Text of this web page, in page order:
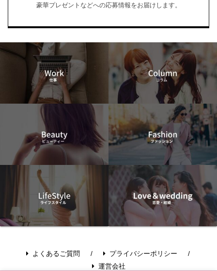
豪華プレゼントなどへの応募情報をお届けします。
よくあるご質問
プライバシーポリシー
運営会社